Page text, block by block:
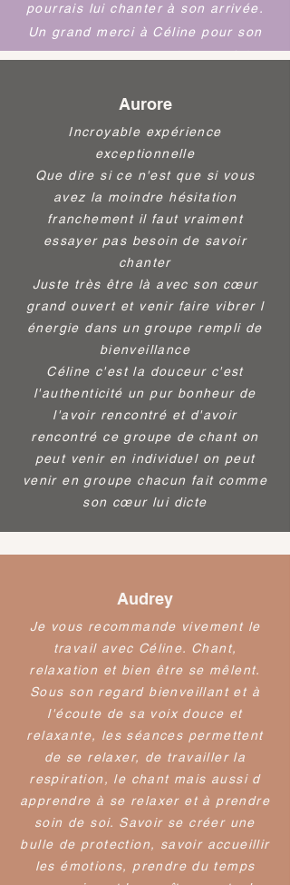
pourrais lui chanter à son arrivée.
Un grand merci à Céline pour son
accompagnement et de nous faire
Aurore
Incroyable expérience
exceptionnelle
Que dire si ce n'est que si vous
avez la moindre hésitation
franchement il faut vraiment
essayer pas besoin de savoir
chanter
Juste très être là avec son cœur
grand ouvert et venir faire vibrer l
énergie dans un groupe rempli de
bienveillance
Céline c'est la douceur c'est
l'authenticité un pur bonheur de
l'avoir rencontré et d'avoir
rencontré ce groupe de chant on
peut venir en individuel on peut
venir en groupe chacun fait comme
son cœur lui dicte
Audrey
Je vous recommande vivement le
travail avec Céline. Chant,
relaxation et bien être se mêlent.
Sous son regard bienveillant et à
l'écoute de sa voix douce et
relaxante, les séances permettent
de se relaxer, de travailler la
respiration, le chant mais aussi d
apprendre à se relaxer et à prendre
soin de soi. Savoir se créer une
bulle de protection, savoir accueillir
les émotions, prendre du temps